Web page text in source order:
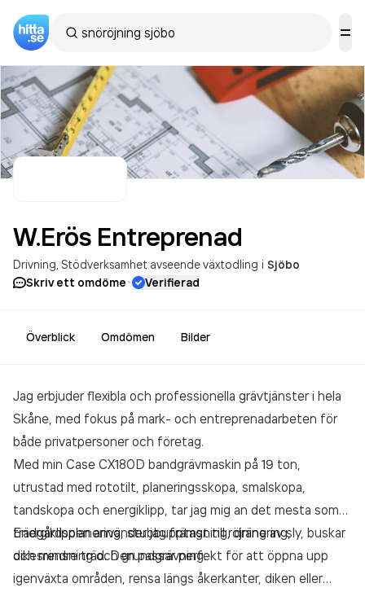
W.Erös Entreprenad
Drivning Stödverksamhet avseende växtodling i Sjöbo
Skriv ett omdöme· Verifierad
Överblick Omdömen Bilder
Jag erbjuder flexibla och professionella grävtjänster i hela
Skåne, med fokus på mark- och entreprenadarbeten för
både privatpersoner och företag.
Med min Case CX180D bandgrävmaskin på 19 ton,
utrustad med rototilt, planeringsskopa, smalskopa,
tandskopa och energiklipp, tar jag mig an det mesta som
trädgårdsplanering, stubbupptagning, dränering,
dikesrensning och grundgrävning.
Energiklippen använder jag främst till röjning av sly, buskar
och mindre träd. Den passar perfekt för att öppna upp
igenväxta områden, rensa längs åkerkanter, diken eller